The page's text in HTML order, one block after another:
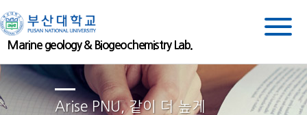
Marine geology & Biogeochemistry Lab.
Arise PNU, 같이 더 높게